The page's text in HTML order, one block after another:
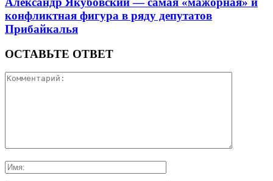
конфликтная фигура в ряду депутатов
Прибайкалья
ОСТАВЬТЕ ОТВЕТ